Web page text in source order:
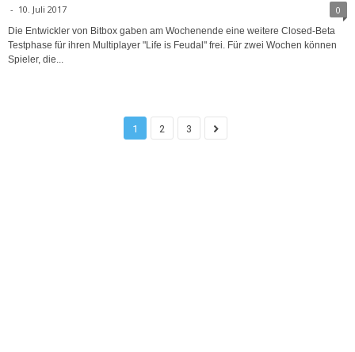
- 10. Juli 2017 0
Die Entwickler von Bitbox gaben am Wochenende eine weitere Closed-Beta
Testphase für ihren Multiplayer "Life is Feudal" frei. Für zwei Wochen können
Spieler, die...
1 2 3